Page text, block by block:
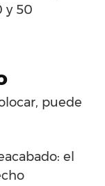
y 50
puede
el